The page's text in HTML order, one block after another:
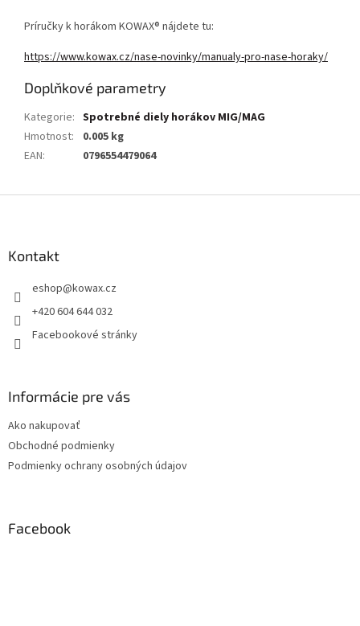
Príručky k horákom KOWAX® nájdete tu:
https://www.kowax.cz/nase-novinky/manualy-pro-nase-horaky/
Doplňkové parametry
Kategorie: Spotrebné diely horákov MIG/MAG
Hmotnost:
0.005 kg
EAN: 0796554479064
Kontakt
eshop@kowax.cz
+420 604 644 032
Facebookové stránky
Informácie pre vás
Ako nakupovať
Obchodné podmienky
Podmienky ochrany osobných údajov
Facebook